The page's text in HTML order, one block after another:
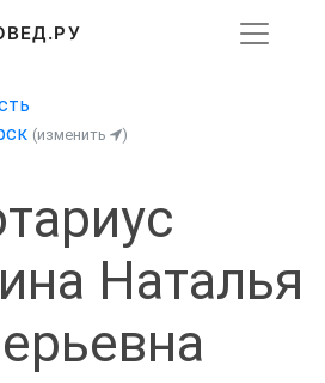
(изменить )
Наталья